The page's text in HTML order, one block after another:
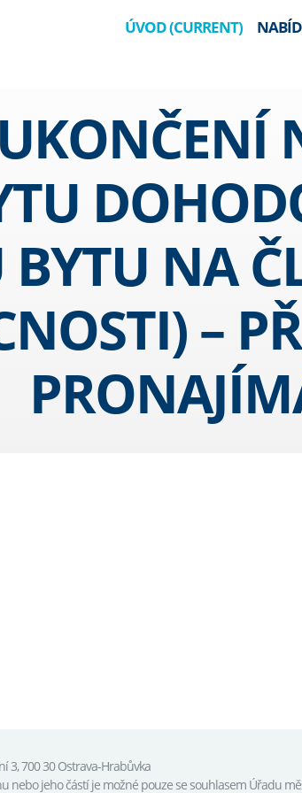
ÚVOD(CURRENT)
NA
–
3, 700 30 Ostrava-Hrabůvka
nebo jeho částí je možné pouze se souhlasem Úřadu